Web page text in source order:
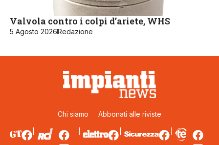
Valvola contro i colpi d’ariete, WHS
5 Agosto 2026Redazione
Chi siamo Abbonati alle riviste